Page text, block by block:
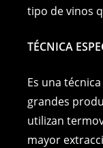
tipo de vinos
TÉCNICA
Es una
grandes
utilizan
mayor